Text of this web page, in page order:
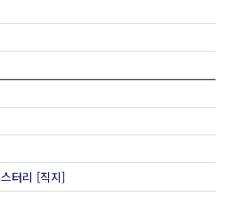
터리 [직지]